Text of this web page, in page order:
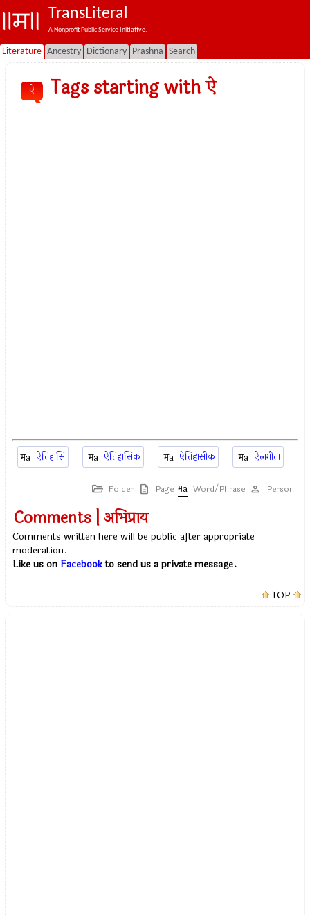
TransLiteral
A Nonprofit Public Service Initiative.
Literature Ancestry Dictionary Prashna Search
ऐ Tags starting with ऐ
ऐतिहासि ऐतिहासिक ऐतिहासीक ऐलगीता
Folder Page Word/Phrase Person
Comments | अभिप्राय
Comments written here will be public after appropriate
moderation.
Like us on Facebookto send us a private message.
TOP